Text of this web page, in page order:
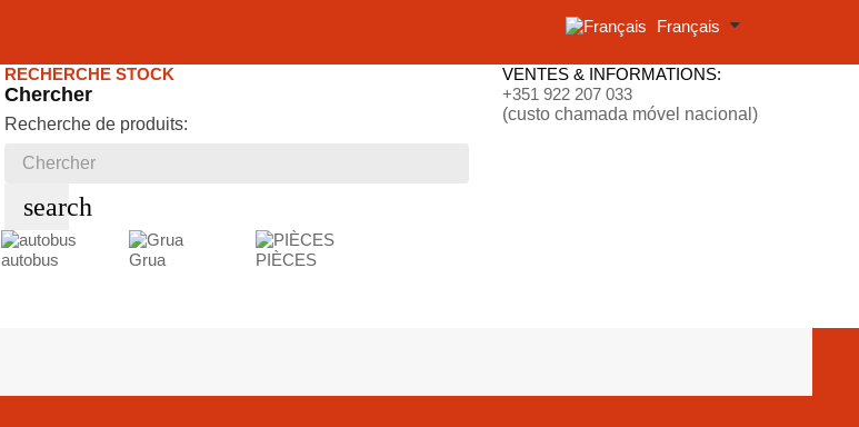
Français
RECHERCHE STOCK
Chercher
Recherche de produits:
search
VENTES & INFORMATIONS:
+351 922 207 033
(custo chamada móvel nacional)
autobus
Grua PIÈCES